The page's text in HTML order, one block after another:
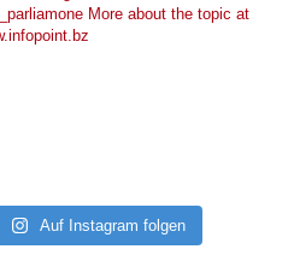
Auf Instagram folgen